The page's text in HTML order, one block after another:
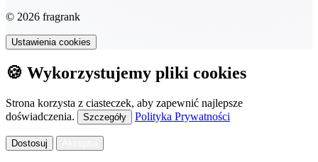
© 2026 fragrank
Ustawienia cookies
🍪 Wykorzystujemy pliki cookies
Strona korzysta z ciasteczek, aby zapewnić najlepsze
doświadczenia.
Szczegóły Polityka Prywatności
Dostosuj